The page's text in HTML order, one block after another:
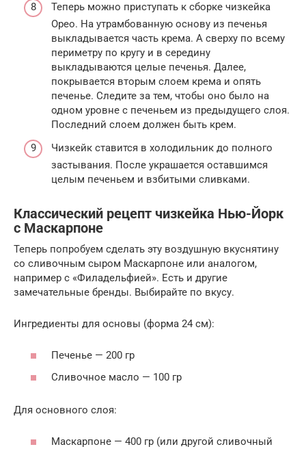
Теперь можно приступать к сборке чизкейка
Орео. На утрамбованную основу из печенья
выкладывается часть крема. А сверху по всему
периметру по кругу и в середину
выкладываются целые печенья. Далее,
покрывается вторым слоем крема и опять
печенье. Следите за тем, чтобы оно было на
одном уровне с печеньем из предыдущего слоя.
Последний слоем должен быть крем.
Чизкейк ставится в холодильник до полного
застывания. После украшается оставшимся
целым печеньем и взбитыми сливками.
Классический рецепт чизкейка Нью-Йорк
с Маскарпоне
Теперь попробуем сделать эту воздушную вкуснятину
со сливочным сыром Маскарпоне или аналогом,
например с «Филадельфией». Есть и другие
замечательные бренды. Выбирайте по вкусу.
Ингредиенты для основы (форма 24 см):
Печенье — 200 гр
Сливочное масло — 100 гр
Для основного слоя:
Маскарпоне — 400 гр (или другой сливочный